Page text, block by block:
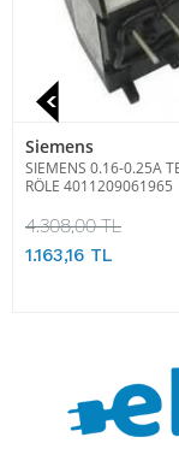
Siemens
SIEMENS 0.16-0.25A
RÖLE 4011209061965
4.308,00 TL
1.163,16 TL